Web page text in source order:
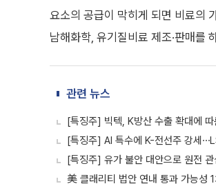
요소의 공급이 막히게 되면 비료의
남해화학, 유기질비료 제조·판매를
관련 뉴스
[특징주] 빅텍, K방산 수출 확대에
[특징주] AI 특수에 K-전선주 강세
[특징주] 유가 불안 대안으로 원전
美 클래리티 법안 연내 통과 가능성